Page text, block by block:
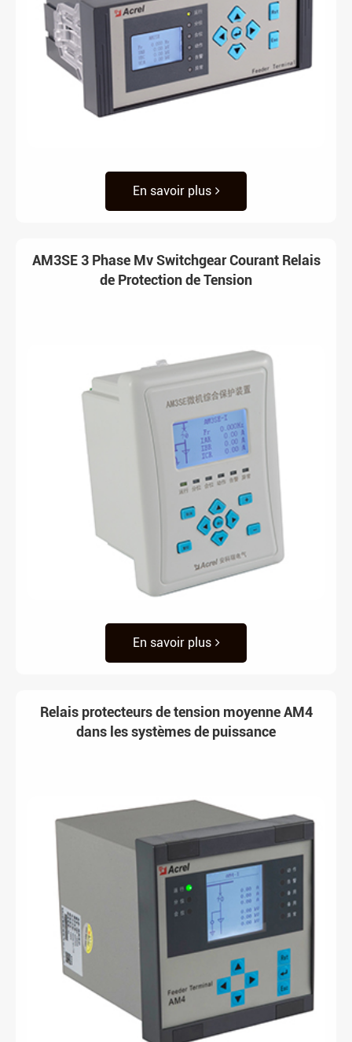
En savoir plus
AM3SE 3 Phase Mv Switchgear Courant Relais
de Protection de Tension
En savoir plus
Relais protecteurs de tension moyenne AM4
dans les systèmes de puissance